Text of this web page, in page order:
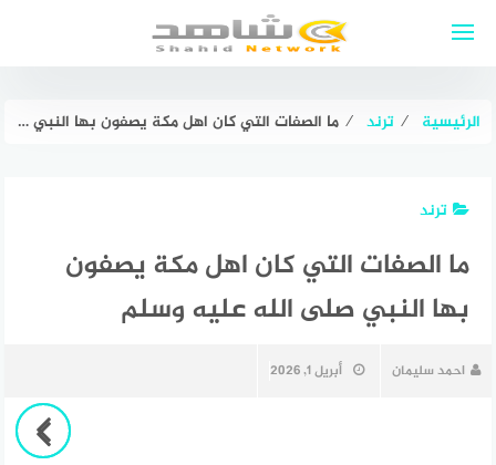
الرئيسية ⁄ ترند ⁄ ما الصفات التي كان اهل مكة يصفون بها النبي صلى الله عليه وسلم
ترند
ما الصفات التي كان اهل مكة يصفون
بها النبي صلى الله عليه وسلم
احمد سليمان أبريل 1, 2026